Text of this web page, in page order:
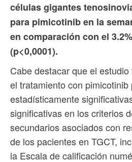
células gigantes
para pimicotinib en la
en comparación con el
(p<0,0001).
Cabe destacar que el
el tratamiento con
estadísticamente
significativas en los criterios
secundarios asociados con
de los pacientes en TGCT,
la Escala de calificación